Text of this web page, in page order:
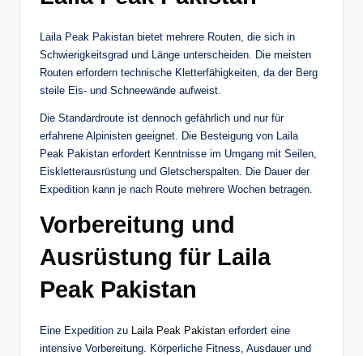
Laila Peak Pakistan bietet mehrere Routen, die sich in
Schwierigkeitsgrad und Länge unterscheiden. Die meisten
Routen erfordern technische Kletterfähigkeiten, da der Berg
steile Eis- und Schneewände aufweist.
Die Standardroute ist dennoch gefährlich und nur für
erfahrene Alpinisten geeignet. Die Besteigung von Laila
Peak Pakistan erfordert Kenntnisse im Umgang mit Seilen,
Eiskletterausrüstung und Gletscherspalten. Die Dauer der
Expedition kann je nach Route mehrere Wochen betragen.
Vorbereitung und
Ausrüstung für Laila
Peak Pakistan
Eine Expedition zu Laila Peak Pakistan erfordert eine
intensive Vorbereitung. Körperliche Fitness, Ausdauer und